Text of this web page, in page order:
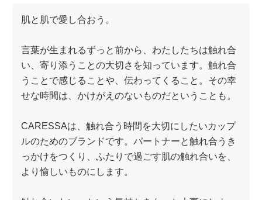
肌と肌で愛し合おう。
言葉が生まれるずっと前から、わたしたちは触れ合
い、寄り添うことの大切さを知っています。触れ合
うことで感じることや、伝わってくること。その幸
せな時間は、かけがえのないものだということも。
CARESSAは、触れ合う時間を大切にしたいカップ
ルのためのブランドです。パートナーと触れ合うき
っかけをつくり、ふたりで過ごす肌の触れ合いを、
より愉しいものにします。